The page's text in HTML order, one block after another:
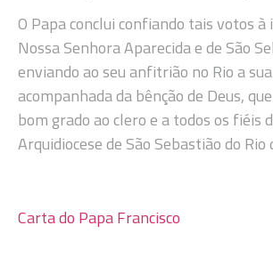
O Papa conclui confiando tais votos à
Nossa Senhora Aparecida e de São
enviando ao seu anfitrião no Rio a
acompanhada da bênção de Deus,
bom grado ao clero e a todos os fiéis
Arquidiocese de São Sebastião do Rio
Carta do Papa Francisco